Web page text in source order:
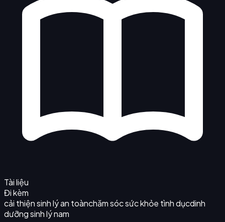
Tài liệu
Đi kèm
cải thiện sinh lý an toànchăm sóc sức khỏe tình dụcdinh
dưỡng sinh lý nam